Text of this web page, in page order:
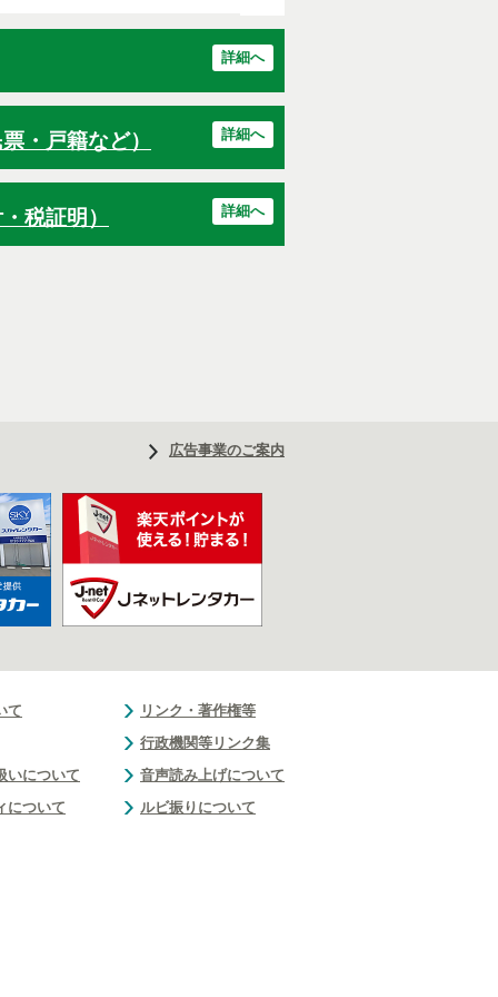
詳細へ
・戸籍など） 詳細へ
税証明） 詳細へ
広告事業のご案内
て
いについて
について
リンク・著作権等
行政機関等リンク集
音声読み上げについて
ルビ振りについて